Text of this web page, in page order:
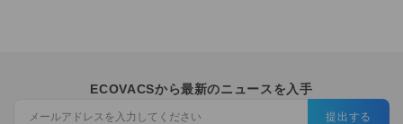
ECOVACSから最新のニュースを入手
提出する